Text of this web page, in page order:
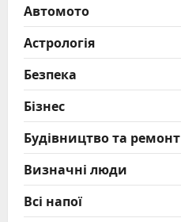
Автомото
Астрологія
Безпека
Бізнес
Будівництво та ремонт
Визначні люди
Всі напої